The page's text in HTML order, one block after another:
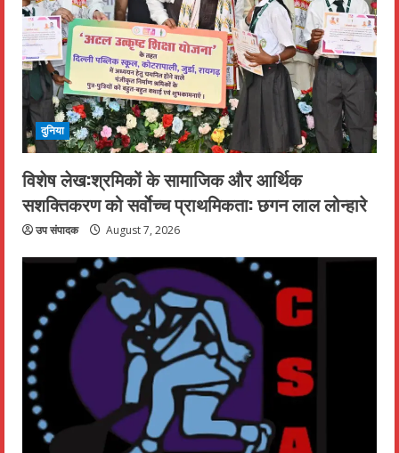
दुनिया
विशेष लेख:श्रमिकों के सामाजिक और आर्थिक
सशक्तिकरण को सर्वाेच्च प्राथमिकता: छगन लाल लोन्हारे
उप संपादक August 7, 2026